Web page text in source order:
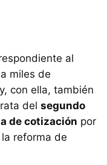
al
miles de
con ella, también
del segundo
de cotización por
reforma de